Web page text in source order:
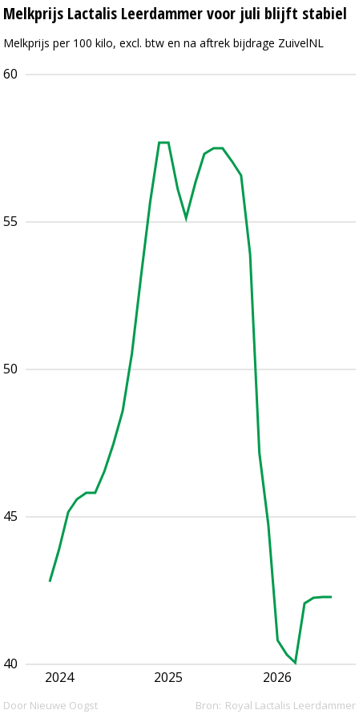
Melkprijs Lactalis Leerdammer voor juli blijft stabiel
Melkprijs per 100 kilo, excl. btw en na aftrek bijdrage ZuivelNL
2026
2025
2024
40
45
50
55
60
Bron: Royal Lactalis Leerdammer
Door Nieuwe Oogst